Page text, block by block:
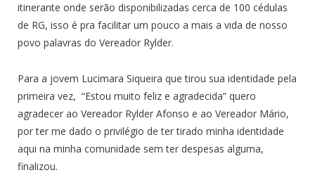
itinerante onde serão disponibilizadas cerca de 100 cédulas
de RG, isso é pra facilitar um pouco a mais a vida de nosso
povo palavras do Vereador Rylder.
Para a jovem Lucimara Siqueira que tirou sua identidade pela
primeira vez, “Estou muito feliz e agradecida” quero
agradecer ao Vereador Rylder Afonso e ao Vereador Mário,
por ter me dado o privilégio de ter tirado minha identidade
aqui na minha comunidade sem ter despesas alguma,
finalizou.